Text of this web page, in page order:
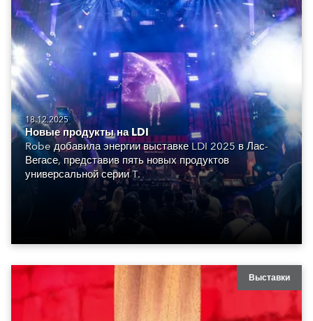
18.12.2025
Новые продукты на LDI
Robe добавила энергии выставке LDI 2025 в Лас-
Вегасе, представив пять новых продуктов
универсальной серии T.
Выставки